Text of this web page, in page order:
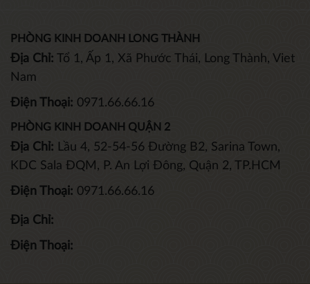
PHÒNG KINH DOANH LONG THÀNH
Địa Chỉ: Tổ 1, Ấp 1, Xã Phước Thái, Long Thành, Viet
Nam
Điện Thoại: 0971.66.66.16
PHÒNG KINH DOANH QUẬN 2
Địa Chỉ: Lầu 4, 52-54-56 Đường B2, Sarina Town,
KDC Sala ĐQM, P. An Lợi Đông, Quận 2, TP.HCM
Điện Thoại: 0971.66.66.16
Địa Chỉ:
Điện Thoại: